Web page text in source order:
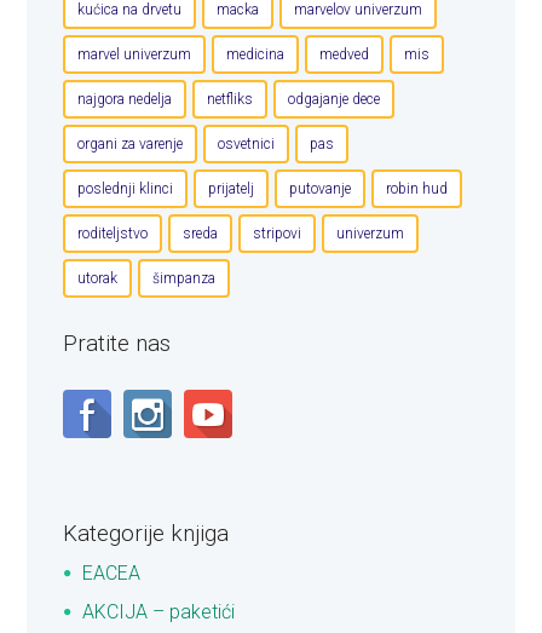
kućica na drvetu macka marvelov univerzum
marvel univerzum medicina medved mis
najgora nedelja netfliks odgajanje dece
organi za varenje osvetnici pas
poslednji klinci prijatelj putovanje robin hud
roditeljstvo sreda stripovi univerzum
utorak šimpanza
Pratite nas
Kategorije knjiga
EACEA
AKCIJA – paketići